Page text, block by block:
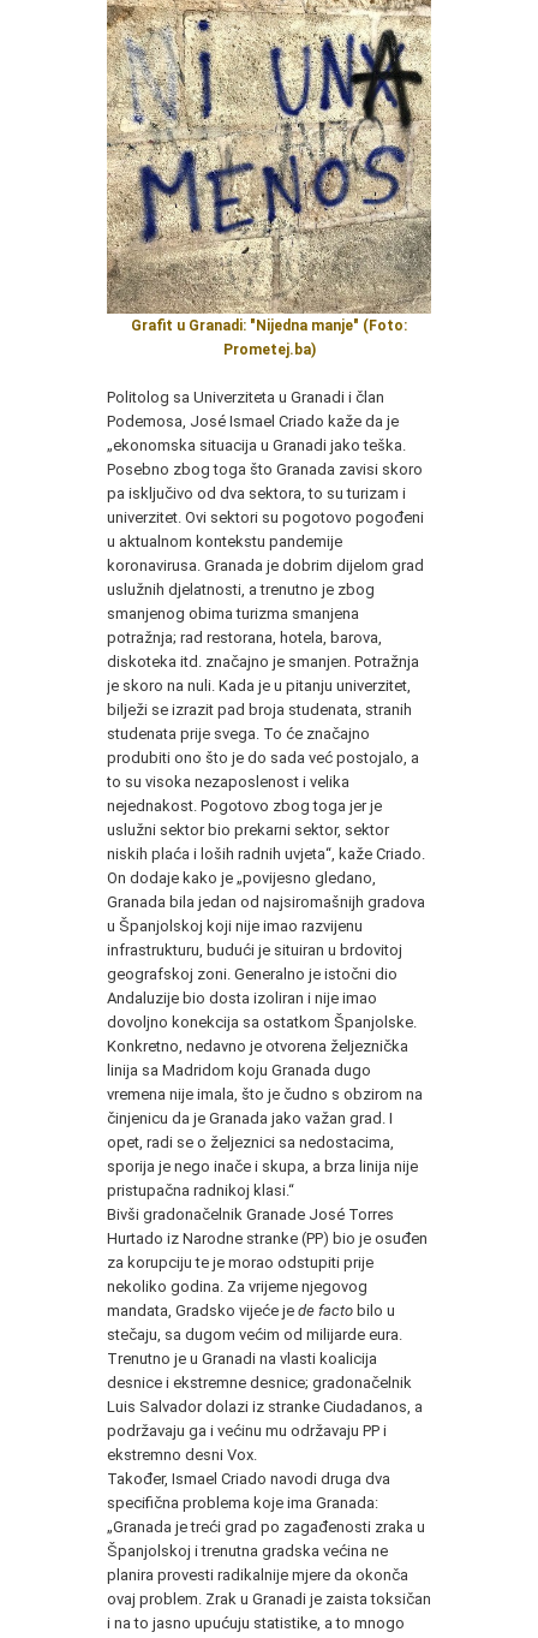
Grafit u Granadi: "Nijedna manje" (Foto:
Prometej.ba)
Politolog sa Univerziteta u Granadi i član
Podemosa, José Ismael Criado kaže da je
„ekonomska situacija u Granadi jako teška.
Posebno zbog toga što Granada zavisi skoro
pa isključivo od dva sektora, to su turizam i
univerzitet. Ovi sektori su pogotovo pogođeni
u aktualnom kontekstu pandemije
koronavirusa. Granada je dobrim dijelom grad
uslužnih djelatnosti, a trenutno je zbog
smanjenog obima turizma smanjena
potražnja; rad restorana, hotela, barova,
diskoteka itd. značajno je smanjen. Potražnja
je skoro na nuli. Kada je u pitanju univerzitet,
bilježi se izrazit pad broja studenata, stranih
studenata prije svega. To će značajno
produbiti ono što je do sada već postojalo, a
to su visoka nezaposlenost i velika
nejednakost. Pogotovo zbog toga jer je
uslužni sektor bio prekarni sektor, sektor
niskih plaća i loših radnih uvjeta“, kaže Criado.
On dodaje kako je „povijesno gledano,
Granada bila jedan od najsiromašnijh gradova
u Španjolskoj koji nije imao razvijenu
infrastrukturu, budući je situiran u brdovitoj
geografskoj zoni. Generalno je istočni dio
Andaluzije bio dosta izoliran i nije imao
dovoljno konekcija sa ostatkom Španjolske.
Konkretno, nedavno je otvorena željeznička
linija sa Madridom koju Granada dugo
vremena nije imala, što je čudno s obzirom na
činjenicu da je Granada jako važan grad. I
opet, radi se o željeznici sa nedostacima,
sporija je nego inače i skupa, a brza linija nije
pristupačna radnikoj klasi.“
Bivši gradonačelnik Granade José Torres
Hurtado iz Narodne stranke (PP) bio je osuđen
za korupciju te je morao odstupiti prije
nekoliko godina. Za vrijeme njegovog
mandata, Gradsko vijeće je de facto bilo u
stečaju, sa dugom većim od milijarde eura.
Trenutno je u Granadi na vlasti koalicija
desnice i ekstremne desnice; gradonačelnik
Luis Salvador dolazi iz stranke Ciudadanos, a
podržavaju ga i većinu mu održavaju PP i
ekstremno desni Vox.
Također, Ismael Criado navodi druga dva
specifična problema koje ima Granada:
„Granada je treći grad po zagađenosti zraka u
Španjolskoj i trenutna gradska većina ne
planira provesti radikalnije mjere da okonča
ovaj problem. Zrak u Granadi je zaista toksičan
i na to jasno upućuju statistike, a to mnogo